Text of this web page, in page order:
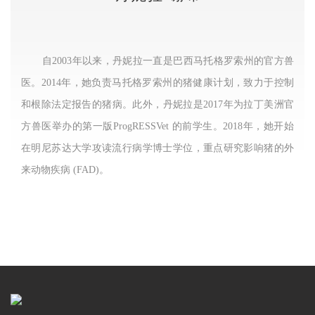
自2003年以来，丹妮拉一直是巴西马托格罗索州的官方兽
医。 2014年，她负责马托格罗索州的猪健康计划，致力于控制
和根除法定报告的猪病。此外，丹妮拉是2017年为拉丁美洲官
方兽医举办的第一版 ProgRESSVet 的前学生。2018年，她开始
在明尼苏达大学攻读流行病学博士学位，重点研究影响猪的外
来动物疾病 (FAD)。